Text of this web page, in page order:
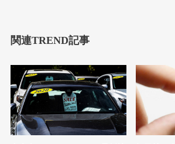
関連TREND記事